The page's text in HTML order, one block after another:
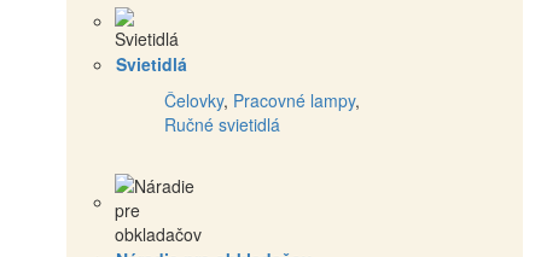
Svietidlá
Čelovky, Pracovné lampy,
Ručné svietidlá